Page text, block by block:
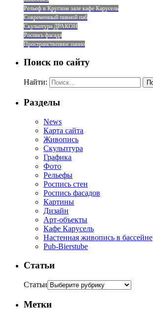
Рельеф в Круглом зале кафе Карусель
Современный пивной паб
Скульптура ДРАКОН
Роспись фасада
Пространственное панно
Поиск по сайту
Найти:
Разделы
News
Карта сайта
Живопись
Скульптура
Графика
Фото
Рельефы
Роспись стен
Роспись фасадов
Картины
Дизайн
Арт-объекты
Кафе Карусель
Настенная живопись в бассейне
Pub-Bierstube
Статьи
Статьи
Метки